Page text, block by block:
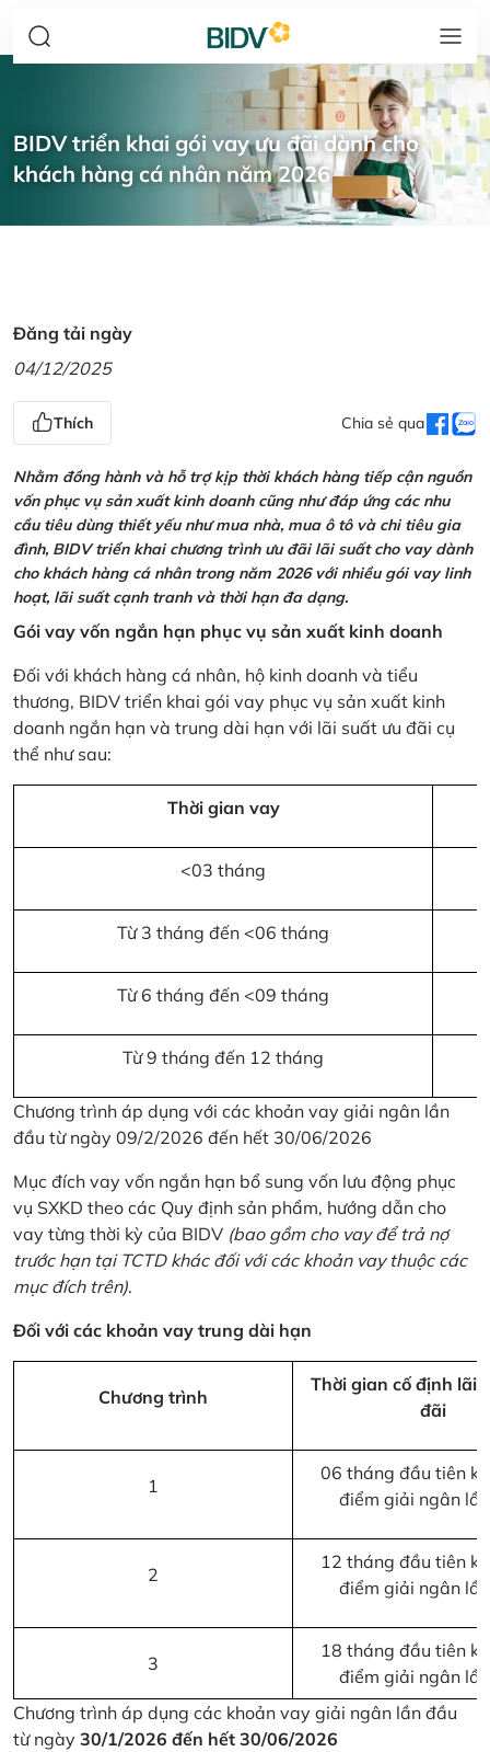
BIDV triển khai gói vay ưu đãi dành cho
khách hàng cá nhân năm 2026
Đăng tải ngày
04/12/2025
Thích Chia sẻ qua
Nhằm đồng hành và hỗ trợ kịp thời khách hàng tiếp cận nguồn
vốn phục vụ sản xuất kinh doanh cũng như đáp ứng các nhu
cầu tiêu dùng thiết yếu như mua nhà, mua ô tô và chi tiêu gia
đình, BIDV triển khai chương trình ưu đãi lãi suất cho vay dành
cho khách hàng cá nhân trong năm 2026 với nhiều gói vay linh
hoạt, lãi suất cạnh tranh và thời hạn đa dạng.
Gói vay vốn ngắn hạn phục vụ sản xuất kinh doanh
Đối với khách hàng cá nhân, hộ kinh doanh và tiểu
thương, BIDV triển khai gói vay phục vụ sản xuất kinh
doanh ngắn hạn và trung dài hạn với lãi suất ưu đãi cụ
thể như sau:
Thời gian vay
<03 tháng
Từ 3 tháng đến <06 tháng
Từ 6 tháng đến <09 tháng
Từ 9 tháng đến 12 tháng
Chương trình áp dụng với các khoản vay giải ngân lần
đầu từ ngày 09/2/2026 đến hết 30/06/2026
Mục đích vay vốn ngắn hạn bổ sung vốn lưu động phục
vụ SXKD theo các Quy định sản phẩm, hướng dẫn cho
vay từng thời kỳ của BIDV (bao gồm cho vay để trả nợ
trước hạn tại TCTD khác đối với các khoản vay thuộc các
mục đích trên).
Đối với các khoản vay trung dài hạn
Chương trình
Thời gian cố định lãi
đãi
1
06 tháng đầu tiên
điểm giải ngân
2
12 tháng đầu tiên
điểm giải ngân
3
18 tháng đầu tiên
điểm giải ngân
Chương trình áp dụng các khoản vay giải ngân lần đầu
từ ngày 30/1/2026 đến hết 30/06/2026